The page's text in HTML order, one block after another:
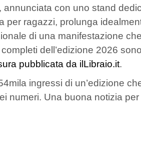
annunciata con uno stand
per ragazzi, prolunga
di una manifestazione
dell’edizione 2026
pubblicata da ilLibraio.it.
ingressi di un’edizione
numeri. Una buona notizia